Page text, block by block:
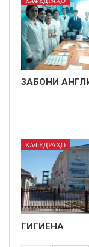
ЗАБОНИ
КАФЕДРАҲО
ГИГИЕНА